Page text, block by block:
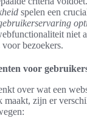
spelen een
niet
bezoekers.
voor
over wat een
zijn er